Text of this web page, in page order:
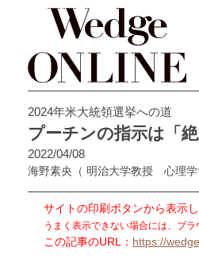
2024年米大統領選挙への道
プーチンの指示は「
2022/04/08
海野素央 （ 明治大学教授 心理学
サイトの印刷ボタンから表示し
うまく表示できない場合には、ブ
この記事のURL： https://